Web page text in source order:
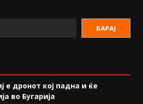
БАРАЈ
е дронот кој падна и ќе
во Бугарија